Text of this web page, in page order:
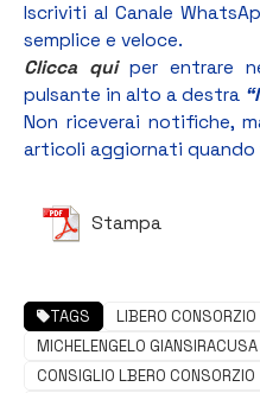
Iscriviti al Canale
semplice e veloce.
Clicca quiper entrare
pulsante in alto a destra
Non riceverai notifiche,
articoli aggiornati quando
Stampa
TAGS LIBERO
MICHELENGELO GIANSIRACUSA
CONSIGLIO LBERO CONSORZIO